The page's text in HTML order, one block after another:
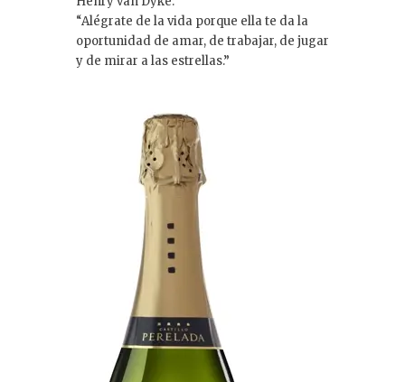
“Alégrate de la vida porque ella te da la
oportunidad de amar, de trabajar, de jugar
y de mirar a las estrellas.”